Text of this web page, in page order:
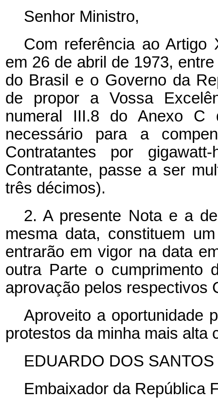
Senhor Ministro,
Com referência ao Artigo
em 26 de abril de 1973,
do Brasil e o Governo da
de propor a Vossa
numeral III.8 do Anexo C
necessário para a
Contratantes por
Contratante, passe a ser
três décimos).
2. A presente Nota e a
mesma data, constituem
entrarão em vigor na data
outra Parte o cumprimento
aprovação pelos respectivos
Aproveito a oportunidade
protestos da minha mais alta
EDUARDO DOS SANTOS
Embaixador da República